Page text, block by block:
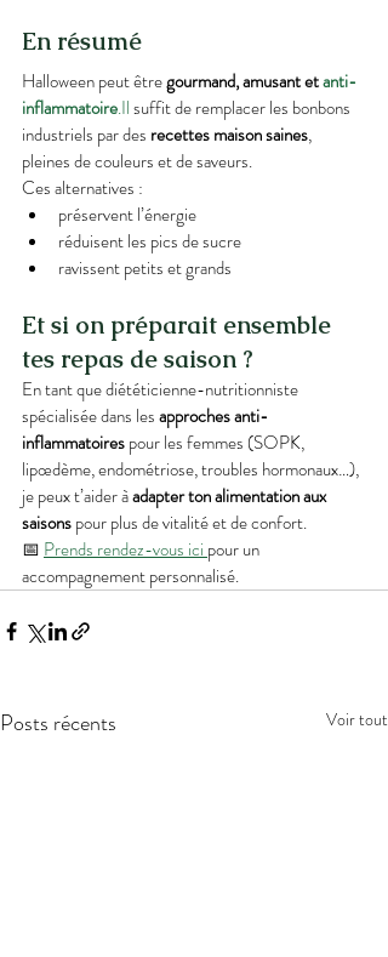
En résumé
Halloween peut être gourmand, amusant et anti-
inflammatoire.Il suffit de remplacer les bonbons
industriels par des recettes maison saines,
pleines de couleurs et de saveurs.
Ces alternatives :
préservent l’énergie
réduisent les pics de sucre
ravissent petits et grands
Et si on préparait ensemble
tes repas de saison ?
En tant que diététicienne-nutritionniste
spécialisée dans les approches anti-
inflammatoires pour les femmes (SOPK,
lipœdème, endométriose, troubles hormonaux…),
je peux t’aider à adapter ton alimentation aux
saisons pour plus de vitalité et de confort.
📅 Prends rendez-vous ici pour un
accompagnement personnalisé.
Posts récents Voir tout